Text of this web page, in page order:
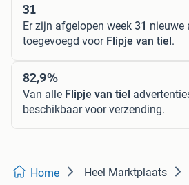
31
Er zijn afgelopen week 31 nieuwe
toegevoegd voor Flipje van tiel .
82,9%
Van alle Flipje van tiel
beschikbaar voor verzending.
Home Heel Marktplaats